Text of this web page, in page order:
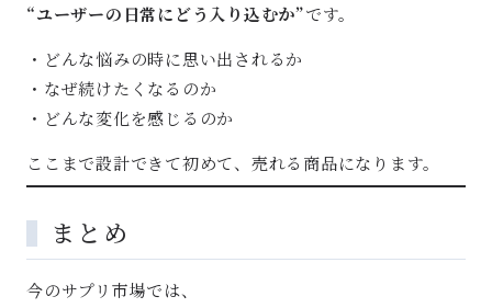
“ユーザーの日常にどう入り込むか”です。
・どんな悩みの時に思い出されるか
・なぜ続けたくなるのか
・どんな変化を感じるのか
ここまで設計できて初めて、売れる商品になります。
まとめ
今のサプリ市場では、